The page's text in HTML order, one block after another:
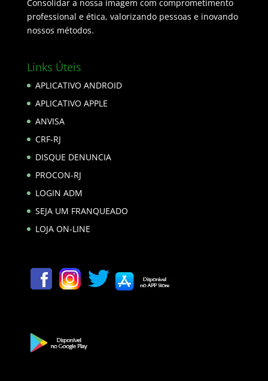
Consolidar a nossa imagem com comprometimento
professional e ética, valorizando pessoas e inovando
nossos métodos.
Links Úteis
APLICATIVO ANDROID
APLICATIVO APPLE
ANVISA
CRF-RJ
DISQUE DENUNCIA
PROCON-RJ
LOGIN ADM
SEJA UM FRANQUEADO
LOJA ON-LINE